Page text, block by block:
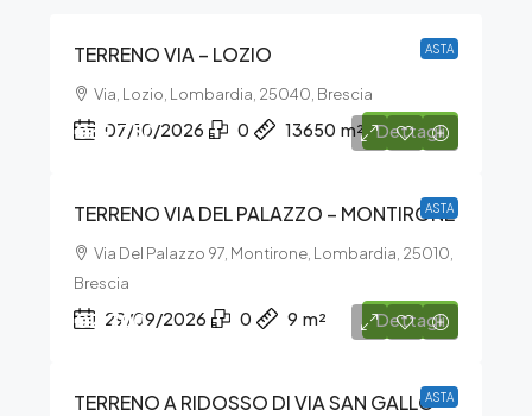
ASTA
TERRENO VIA – LOZIO
Via, Lozio, Lombardia, 25040, Brescia
07/10/2026 0 13650 m² Dettagli
ASTA
€39.750
TERRENO VIA DEL PALAZZO – MONTIRONE
Via Del Palazzo 97, Montirone, Lombardia, 25010,
Brescia
29/09/2026 0 9 m² Dettagli
ASTA
€2.700
TERRENO A RIDOSSO DI VIA SAN GALLO –